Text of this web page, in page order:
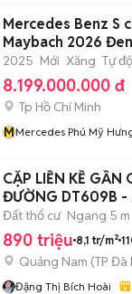
Mercedes Benz S
Maybach 2026 Đen
2025 Mới Xăng Tự
8.199.000.000 đ
Tp Hồ Chí Minh
MMercedes Phú Mỹ
CẶP LIỀN KỀ GẦN
ĐƯỜNG DT609B -
Đất thổ cư Ngang 5 m
890 triệu 8,1 tr/m²
Quảng Nam (TP Đà
Đặng Thị Bích Hoài